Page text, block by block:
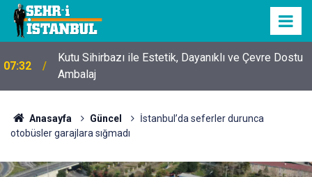
07:32
Kutu Sihirbazı ile Estetik, Dayanıklı ve Çevre Dostu
Ambalaj
Anasayfa Güncel
İstanbul’da seferler durunca
otobüsler garajlara sığmadı